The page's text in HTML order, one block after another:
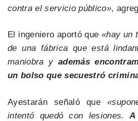
contra el servicio público»,
El ingeniero aportó que «hay un
de una fábrica que está
maniobra yademás
un bolso que secuestró
Ayestarán señaló que
intentó quedó con lesiones.
A